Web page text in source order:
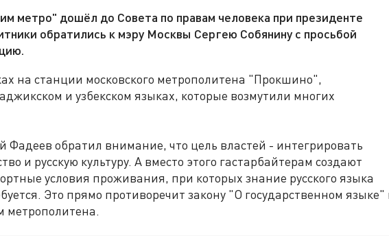
метро" дошёл до Совета по правам человека при президенте
обратились к мэру Москвы Сергею Собянину с просьбой
на станции московского метрополитена "Прокшино",
и узбекском языках, которые возмутили многих
Фадеев обратил внимание, что цель властей - интегрировать
и русскую культуру. А вместо этого гастарбайтерам создают
условия проживания, при которых знание русского языка
Это прямо противоречит закону "О государственном языке"